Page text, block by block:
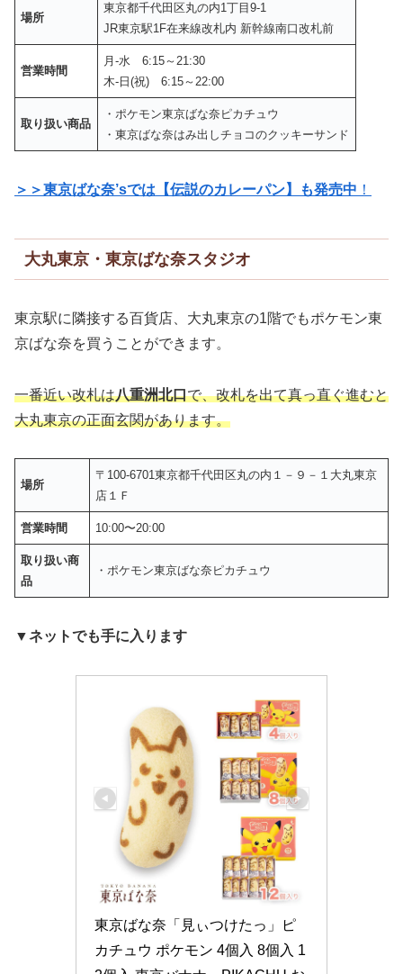
場所
東京都千代田区丸の内1丁目9-1
JR東京駅1F在来線改札内 新幹線南口改札前
営業時間
月-水 6:15～21:30
木-日(祝) 6:15～22:00
取り扱い商品
・ポケモン東京ばな奈ピカチュウ
・東京ばな奈はみ出しチョコのクッキーサンド
＞＞東京ばな奈’sでは【伝説のカレーパン】も発売中 ！
大丸東京・東京ばな奈スタジオ
東京駅に隣接する百貨店、大丸東京の1階でもポケモン東
京ばな奈を買うことができます。
一番近い改札は八重洲北口で、改札を出て真っ直ぐ進むと
大丸東京の正面玄関があります。
場所
〒100-6701東京都千代田区丸の内１－９－１大丸東京
店１Ｆ
営業時間 10:00〜20:00
取り扱い商
品
・ポケモン東京ばな奈ピカチュウ
▼ネットでも手に入ります
東京ばな奈「見ぃつけたっ」ピ
カチュウ ポケモン 4個入 8個入 1